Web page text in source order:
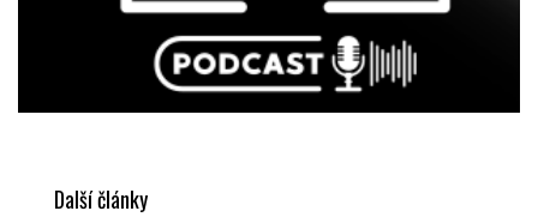
Další články